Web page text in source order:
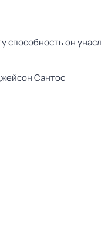
он
Сантос